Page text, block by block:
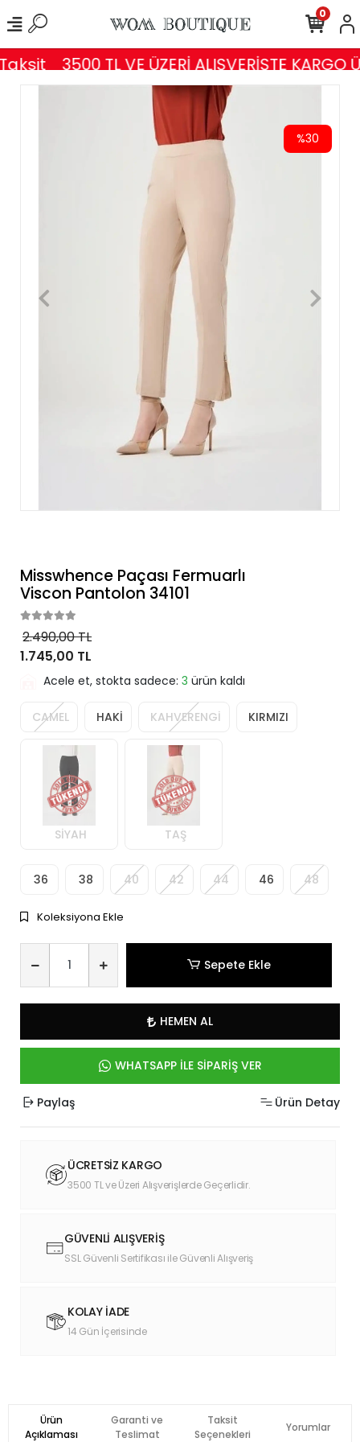
3500 TL VE ÜZERİ ALIŞVERİŞTE KARGO
0
%30
Misswhence Paçası Fermuarlı
Viscon Pantolon 34101
2.490,00 TL
1.745,00 TL
Acele et, stokta sadece: 3 ürün kaldı
CAMEL HAKİ KAHVERENGİ KIRMIZI
SİYAH TAŞ
36 38 40 42 44 46 48
Koleksiyona Ekle
Sepete Ekle
HEMEN AL
WHATSAPP İLE SİPARİŞ VER
Paylaş Ürün Detay
ÜCRETSİZ KARGO
3500 TL ve Üzeri Alışverişlerde Geçerlidir.
GÜVENLİ ALIŞVERİŞ
SSL Güvenli Sertifikası ile Güvenli Alışveriş
KOLAY İADE
14 Gün İçerisinde
Ürün
Açıklaması
Garanti ve
Teslimat
Taksit
Seçenekleri
Yorumlar